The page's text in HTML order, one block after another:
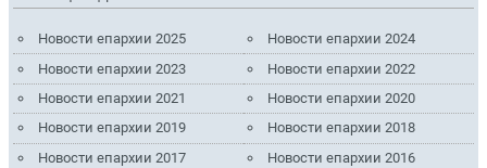
Новости епархии 2025
Новости епархии 2024
Новости епархии 2023
Новости епархии 2022
Новости епархии 2021
Новости епархии 2020
Новости епархии 2019
Новости епархии 2018
Новости епархии 2017
Новости епархии 2016